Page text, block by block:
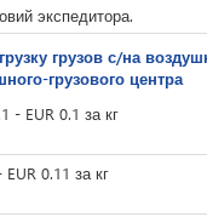
экспедитора.
грузов с/на
грузового центра
- EUR 0.1 за кг
EUR 0.11 за кг